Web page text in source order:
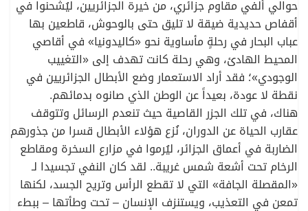
حوالي ألفي مقاوم جزائري، من خيرة الجزائريين، ليُشحنوا في
أقفاص حديدية ضيقة لا تليق حتى بالوحوش، قاطعين بها
عباب البحار في رحلةٍ مأساوية نحو «كاليدونيا» في أقاصي
المحيط الهادئ، وهي رحلة كانت تهدف إلى «التغييب
الوجودي»؛ فقد أراد الاستعمار وضع الأبطال الجزائريين في
نقطة لا عودة، بعيداً عن الوطن الذي صانوه بدمائهم.
هناك، في تلك الجزر القاصية حيث تنعدم الرسائل وتتوقف
عقارب الحياة عن الدوران، نُزع هؤلاء الأبطال قسرا من جذورهم
الضاربة في أعماق الجزائر، ليُرموا في مزارع السخرة ومقاطع
الرخام تحت أشعة شمس غريبة.. لقد كان النفي تجسيدا لـ
«المقصلة الجافة» التي لا تقطع الرأس وتريح الجسد، لكنها
تمعن في التعذيب، ويستنزف الإنسان – تحت وطأتها – ببطء